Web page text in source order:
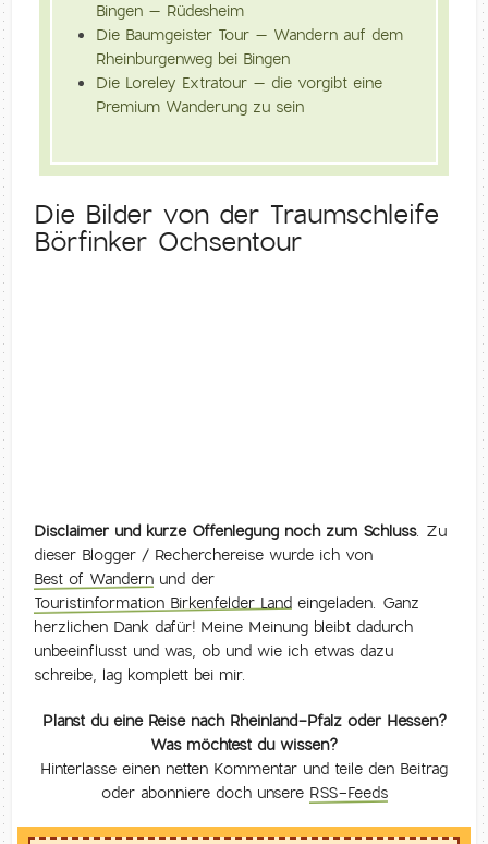
Bingen – Rüdesheim
Die Baumgeister Tour – Wandern auf dem
Rheinburgenweg bei Bingen
Die Loreley Extratour – die vorgibt eine
Premium Wanderung zu sein
Die Bilder von der Traumschleife
Börfinker Ochsentour
Disclaimer und kurze Offenlegung noch zum Schluss. Zu
dieser Blogger / Recherchereise wurde ich von
Best of Wandern und der
Touristinformation Birkenfelder Land eingeladen. Ganz
herzlichen Dank dafür! Meine Meinung bleibt dadurch
unbeeinflusst und was, ob und wie ich etwas dazu
schreibe, lag komplett bei mir.
Planst du eine Reise nach Rheinland-Pfalz oder Hessen?
Was möchtest du wissen?
Hinterlasse einen netten Kommentar und teile den Beitrag
oder abonniere doch unsere RSS-Feeds